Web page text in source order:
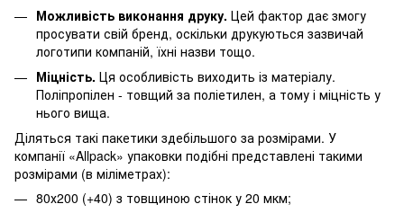
Можливість виконання друку. Цей фактор дає змогу
просувати свій бренд, оскільки друкуються зазвичай
логотипи компаній, їхні назви тощо.
Міцність. Ця особливість виходить із матеріалу.
Поліпропілен - товщий за поліетилен, а тому і міцність у
нього вища.
Діляться такі пакетики здебільшого за розмірами. У
компанії «Allpack» упаковки подібні представлені такими
розмірами (в міліметрах):
80х200 (+40) з товщиною стінок у 20 мкм;